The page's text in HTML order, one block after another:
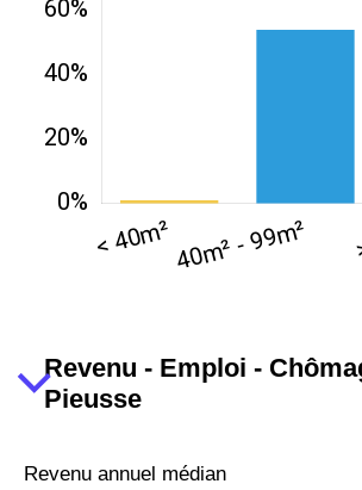
Revenu - Emploi -
Pieusse
Revenu annuel médian